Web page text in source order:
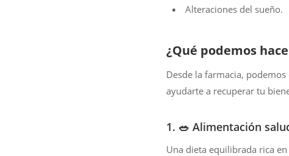
Alteraciones del sueño.
¿Qué podemos
Desde la farmacia,
ayudarte a recuperar tu
1. 🥗 Alimentación
Una dieta equilibrada rica